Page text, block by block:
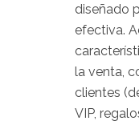
diseñado
efectiva.
la venta,
clientes
VIP,